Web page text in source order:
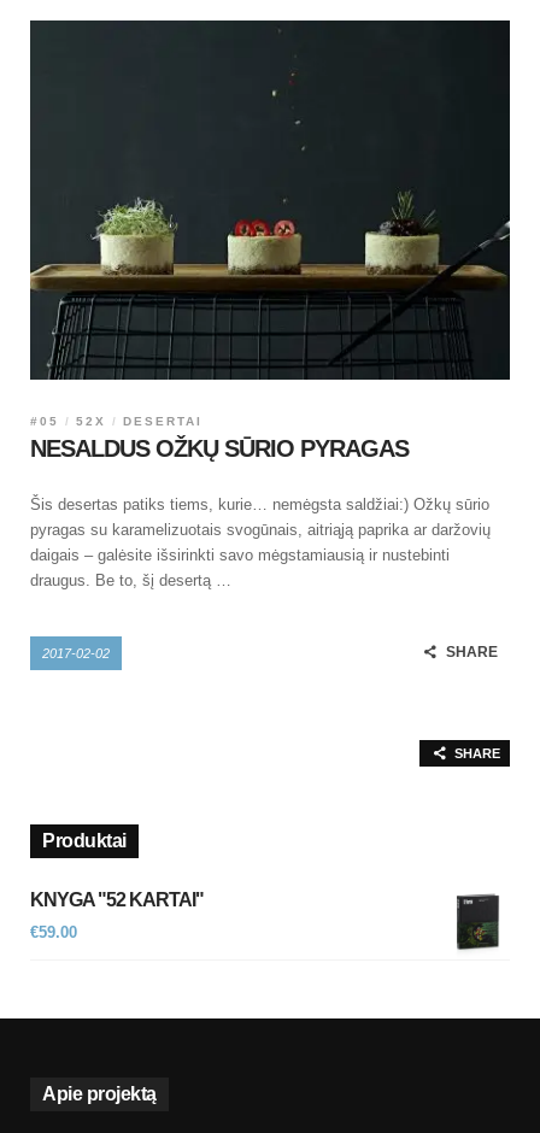
#05 52X DESERTAI
NESALDUS OŽKŲ SŪRIO PYRAGAS
Šis desertas patiks tiems, kurie… nemėgsta saldžiai:) Ožkų sūrio
pyragas su karamelizuotais svogūnais, aitriąją paprika ar daržovių
daigais – galėsite išsirinkti savo mėgstamiausią ir nustebinti
draugus. Be to, šį desertą …
2017-02-02 SHARE
SHARE
Produktai
KNYGA "52 KARTAI"
€59.00
Apie projektą